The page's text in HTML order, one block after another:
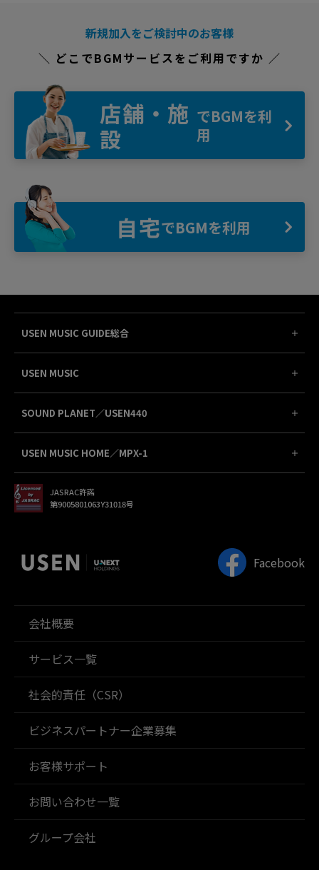
新規加入をご検討中のお客様
＼ どこでBGMサービスをご利用ですか ／
店舗・施
設
でBGMを利
用
自宅でBGMを利用
USEN MUSIC GUIDE総合
USEN MUSIC
SOUND PLANET／USEN440
USEN MUSIC HOME／MPX-1
JASRAC許諾
第9005801063Y31018号
Facebook
会社概要
サービス一覧
社会的責任（CSR）
ビジネスパートナー企業募集
お客様サポート
お問い合わせ一覧
グループ会社